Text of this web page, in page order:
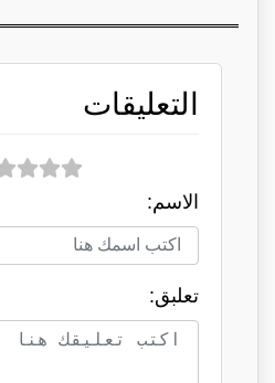
التعليقات
الاسم:
تعلبق: